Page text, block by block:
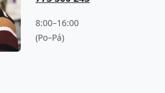
8:00–16:00
(Po–Pá)